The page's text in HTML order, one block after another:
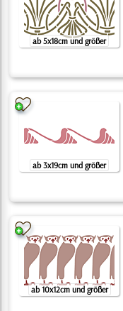
ab 5x18cm und größer
ab 3x19cm und größer
ab 10x12cm und größer